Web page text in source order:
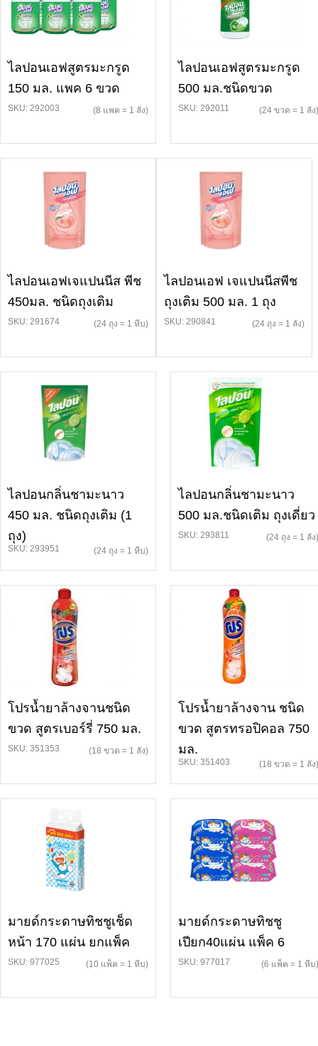
ไลปอนเอฟสูตรมะกรูด
150 มล. แพค 6 ขวด
SKU: 292003 (8 แพค = 1 ลัง)
ไลปอนเอฟสูตรมะกรูด
500 มล.ชนิดขวด
SKU: 292011 (24 ขวด = 1 ลัง)
ไลปอนเอฟเจแปนนีส พีช
450มล. ชนิดถุงเติม
SKU: 291674 (24 ถุง = 1 หีบ)
ไลปอนเอฟ เจแปนนีสพีช
ถุงเติม 500 มล. 1 ถุง
SKU: 290841 (24 ถุง = 1 ลัง)
ไลปอนกลิ่นชามะนาว
450 มล. ชนิดถุงเติม (1
ถุง)
SKU: 293951 (24 ถุง = 1 หีบ)
ไลปอนกลิ่นชามะนาว
500 มล.ชนิดเติม ถุงเดี่ยว
SKU: 293811 (24 ถุง = 1 ลัง)
โปรน้ำยาล้างจานชนิด
ขวด สูตรเบอร์รี่ 750 มล.
SKU: 351353 (18 ขวด = 1 ลัง)
โปรน้ำยาล้างจาน ชนิด
ขวด สูตรทรอปิคอล 750
มล.
SKU: 351403 (18 ขวด = 1 ลัง)
มายด์กระดาษทิชชูเช็ด
หน้า 170 แผ่น ยกแพ็ค
SKU: 977025 (10 แพ็ค = 1 หีบ)
มายด์กระดาษทิชชู
เปียก40แผ่น แพ็ค 6
SKU: 977017 (6 แพ็ค = 1 หีบ)